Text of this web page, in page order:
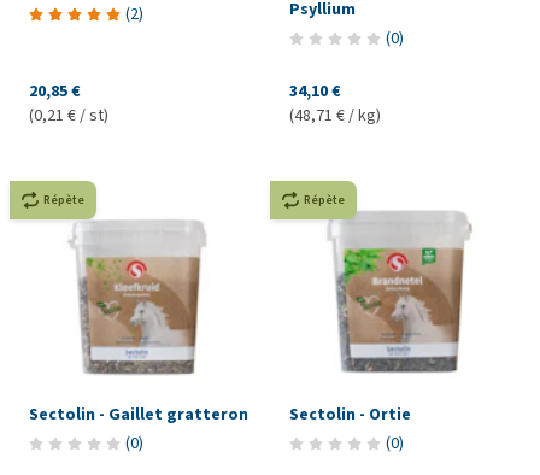
(2)
20,85 €
(0,21 € / st)
Psyllium
(0)
34,10 €
(48,71 € / kg)
Répète
Sectolin - Gaillet gratteron
(0)
Répète
Sectolin - Ortie
(0)